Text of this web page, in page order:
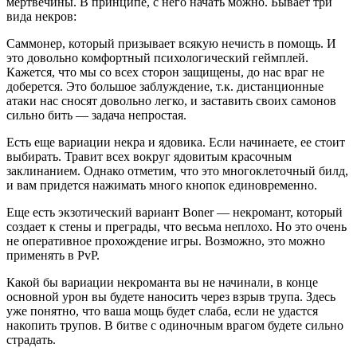
вида некров:
Саммонер, который призывает всякую нечисть в помощь. И
это довольно комфортный психологический геймплей.
Кажется, что мы со всех сторон защищены, до нас враг не
доберется. Это большое заблуждение, т.к. дистанционные
атаки нас сносят довольно легко, и заставить своих самонов
сильно бить — задача непростая.
Есть еще вариации некра и ядовика. Если начинаете, ее стоит
выбирать. Травит всех вокруг ядовитым красочным
заклинанием. Однако отметим, что это многоклеточный билд,
и вам придется нажимать много кнопок единовременно.
Еще есть экзотический вариант Boner — некромант, который
создает к стены и преграды, что весьма неплохо. Но это очень
не оперативное прохождение игры. Возможно, это можно
применять в PvP.
Какой бы вариации некроманта вы не начинали, в конце
основной урон вы будете наносить через взрыв трупа. Здесь
уже понятно, что ваша мощь будет слаба, если не удастся
накопить трупов. В битве с одиночным врагом будете сильно
страдать.